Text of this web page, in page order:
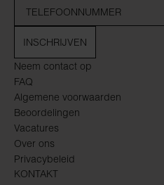
Neem contact op
FAQ
Algemene voorwaarden
Beoordelingen
Vacatures
Over ons
Privacybeleid
KONTAKT
INSCHRIJVEN